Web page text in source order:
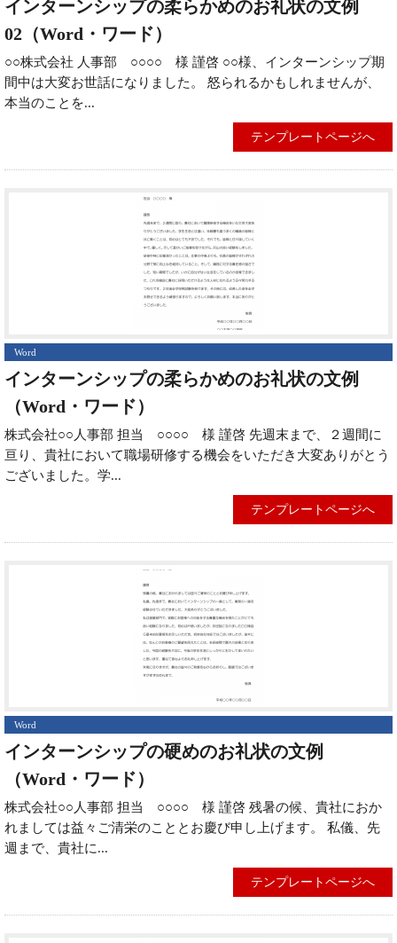
インターンシップの柔らかめのお礼状の文例
02（Word・ワード）
○○株式会社 人事部 ○○○○ 様 謹啓 ○○様、インターンシップ期
間中は大変お世話になりました。 怒られるかもしれませんが、
本当のことを...
テンプレートページへ
Word
インターンシップの柔らかめのお礼状の文例
（Word・ワード）
株式会社○○人事部 担当 ○○○○ 様 謹啓 先週末まで、２週間に
亘り、貴社において職場研修する機会をいただき大変ありがとう
ございました。学...
テンプレートページへ
Word
インターンシップの硬めのお礼状の文例
（Word・ワード）
株式会社○○人事部 担当 ○○○○ 様 謹啓 残暑の候、貴社におか
れましては益々ご清栄のこととお慶び申し上げます。 私儀、先
週まで、貴社に...
テンプレートページへ